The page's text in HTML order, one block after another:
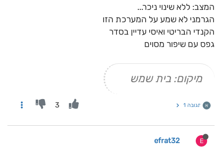
המצב: ללא שינוי ניכר...
הגרמני לא שמע על המערכת הזו
הקנדי הבריטי ואיסי עדיין בסדר
גפס עם שיפור מסוים
מיקום: בית שמש
א תגובה 1 3
E
efrat32